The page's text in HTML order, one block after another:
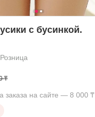
с бусинкой.
Розница
₸
заказа на сайте — 8 000 ₸